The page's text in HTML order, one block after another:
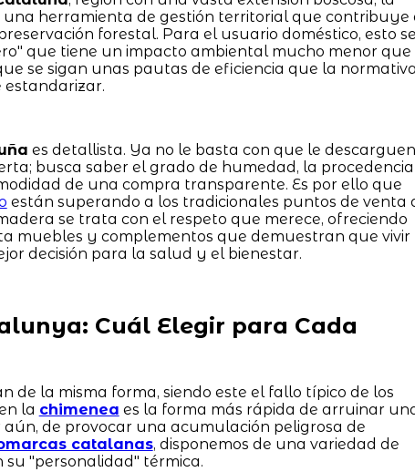
herramienta de gestión territorial que contribuye
forestal. Para el usuario doméstico, esto
que tiene un impacto ambiental mucho menor que
se sigan unas pautas de eficiencia que la
estandarizar.
es detallista. Ya no le basta con que le descarguen
busca saber el grado de humedad, la procedencia
de una compra transparente. Es por ello que
están superando a los tradicionales puntos de venta
se trata con el respeto que merece, ofreciendo
muebles y complementos que demuestran que vivir
decisión para la salud y el bienestar.
Cuál Elegir para Cada
de la misma forma, siendo este el fallo típico de los
la chimenea es la forma más rápida de arruinar
aún, de provocar una acumulación peligrosa de
catalanas, disponemos de una variedad de
su "personalidad" térmica.